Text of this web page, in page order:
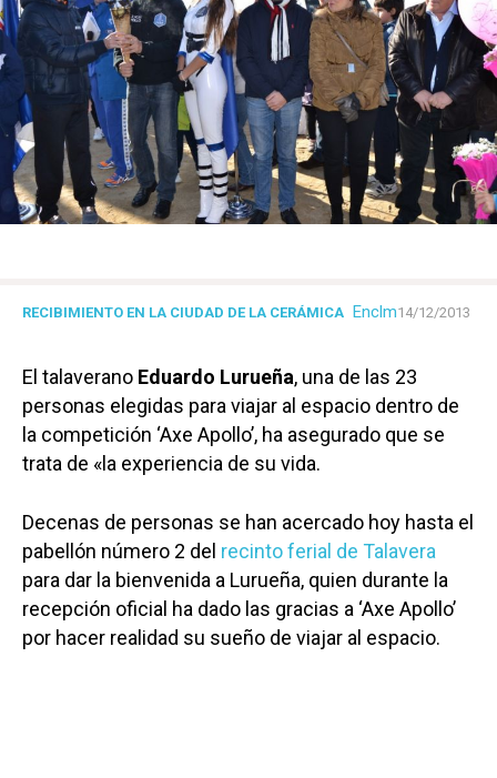
RECIBIMIENTO EN LA CIUDAD DE LA CERÁMICA Enclm14/12/2013
El talaverano Eduardo Lurueña, una de las 23
personas elegidas para viajar al espacio dentro de
la competición ‘Axe Apollo’, ha asegurado que se
trata de «la experiencia de su vida.
Decenas de personas se han acercado hoy hasta el
pabellón número 2 del recinto ferial de Talavera
para dar la bienvenida a Lurueña, quien durante la
recepción oficial ha dado las gracias a ‘Axe Apollo’
por hacer realidad su sueño de viajar al espacio.